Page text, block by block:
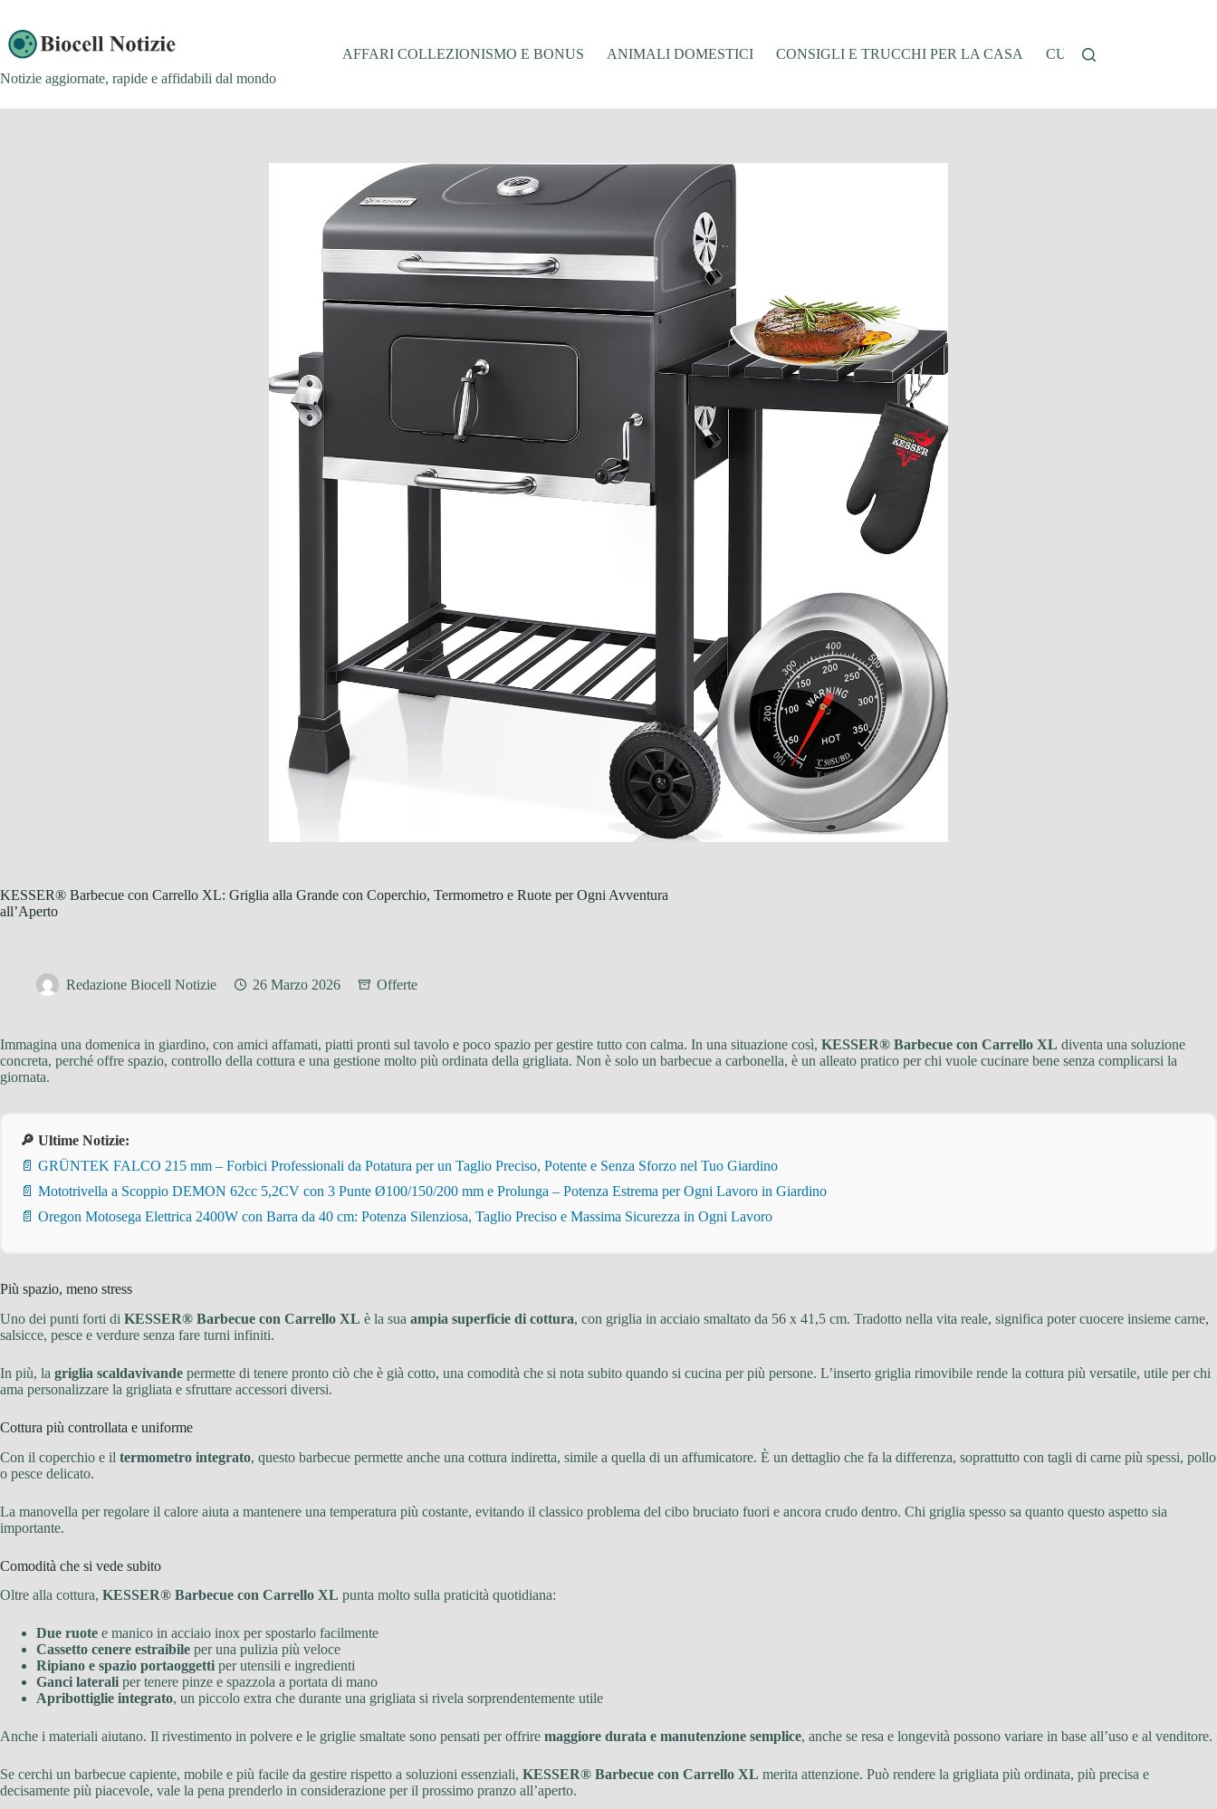
contenuto
Notizie aggiornate, rapide e affidabili dal mondo
AFFARI COLLEZIONISMO E BONUS ANIMALI DOMESTICI CONSIGLI E TRUCCHI PER LA CASA CUCINA E RICETTE
KESSER® Barbecue con Carrello XL: Griglia alla Grande con Coperchio, Termometro e Ruote per Ogni Avventura
all’Aperto
Redazione Biocell Notizie 26 Marzo 2026 Offerte
Immagina una domenica in giardino, con amici affamati, piatti pronti sul tavolo e poco spazio per gestire tutto con calma. In una situazione così, KESSER® Barbecue con Carrello XL diventa una soluzione
concreta, perché offre spazio, controllo della cottura e una gestione molto più ordinata della grigliata. Non è solo un barbecue a carbonella, è un alleato pratico per chi vuole cucinare bene senza complicarsi la
giornata.
🔎 Ultime Notizie:
📄 GRÜNTEK FALCO 215 mm – Forbici Professionali da Potatura per un Taglio Preciso, Potente e Senza Sforzo nel Tuo Giardino
📄 Mototrivella a Scoppio DEMON 62cc 5,2CV con 3 Punte Ø100/150/200 mm e Prolunga – Potenza Estrema per Ogni Lavoro in Giardino
📄 Oregon Motosega Elettrica 2400W con Barra da 40 cm: Potenza Silenziosa, Taglio Preciso e Massima Sicurezza in Ogni Lavoro
Più spazio, meno stress
Uno dei punti forti di KESSER® Barbecue con Carrello XL è la sua ampia superficie di cottura, con griglia in acciaio smaltato da 56 x 41,5 cm. Tradotto nella vita reale, significa poter cuocere insieme carne,
salsicce, pesce e verdure senza fare turni infiniti.
In più, la griglia scaldavivande permette di tenere pronto ciò che è già cotto, una comodità che si nota subito quando si cucina per più persone. L’inserto griglia rimovibile rende la cottura più versatile, utile per chi
ama personalizzare la grigliata e sfruttare accessori diversi.
Cottura più controllata e uniforme
Con il coperchio e il termometro integrato, questo barbecue permette anche una cottura indiretta, simile a quella di un affumicatore. È un dettaglio che fa la differenza, soprattutto con tagli di carne più spessi, pollo
o pesce delicato.
La manovella per regolare il calore aiuta a mantenere una temperatura più costante, evitando il classico problema del cibo bruciato fuori e ancora crudo dentro. Chi griglia spesso sa quanto questo aspetto sia
importante.
Comodità che si vede subito
Oltre alla cottura, KESSER® Barbecue con Carrello XL punta molto sulla praticità quotidiana:
Due ruote e manico in acciaio inox per spostarlo facilmente
Cassetto cenere estraibile per una pulizia più veloce
Ripiano e spazio portaoggetti per utensili e ingredienti
Ganci laterali per tenere pinze e spazzola a portata di mano
Apribottiglie integrato, un piccolo extra che durante una grigliata si rivela sorprendentemente utile
Anche i materiali aiutano. Il rivestimento in polvere e le griglie smaltate sono pensati per offrire maggiore durata e manutenzione semplice, anche se resa e longevità possono variare in base all’uso e al venditore.
Se cerchi un barbecue capiente, mobile e più facile da gestire rispetto a soluzioni essenziali, KESSER® Barbecue con Carrello XL merita attenzione. Può rendere la grigliata più ordinata, più precisa e
decisamente più piacevole, vale la pena prenderlo in considerazione per il prossimo pranzo all’aperto.